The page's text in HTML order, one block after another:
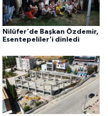
Nilüfer'de Başkan Özdemir,
Esentepeliler'i dinledi